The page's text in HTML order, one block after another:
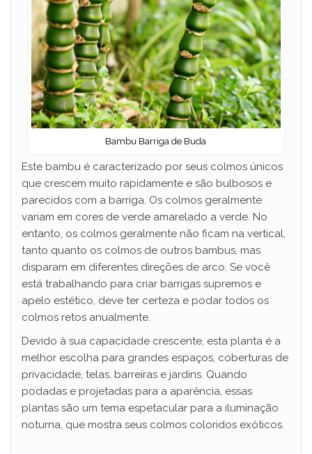
Bambu Barriga de Buda
Este bambu é caracterizado por seus colmos únicos
que crescem muito rapidamente e são bulbosos e
parecidos com a barriga. Os colmos geralmente
variam em cores de verde amarelado a verde. No
entanto, os colmos geralmente não ficam na vertical,
tanto quanto os colmos de outros bambus, mas
disparam em diferentes direções de arco. Se você
está trabalhando para criar barrigas supremos e
apelo estético, deve ter certeza e podar todos os
colmos retos anualmente.
Devido à sua capacidade crescente, esta planta é a
melhor escolha para grandes espaços, coberturas de
privacidade, telas, barreiras e jardins. Quando
podadas e projetadas para a aparência, essas
plantas são um tema espetacular para a iluminação
noturna, que mostra seus colmos coloridos exóticos.